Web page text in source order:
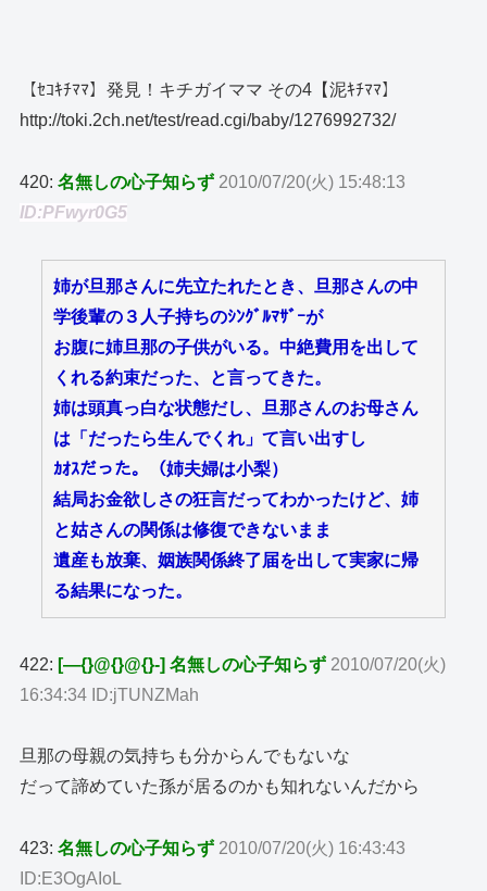
【ｾｺｷﾁﾏﾏ】発見！キチガイママ その4【泥ｷﾁﾏﾏ】
http://toki.2ch.net/test/read.cgi/baby/1276992732/
420:名無しの心子知らず 2010/07/20(火) 15:48:13
ID:PFwyr0G5
姉が旦那さんに先立たれたとき、旦那さんの中
学後輩の３人子持ちのｼﾝｸﾞﾙﾏｻﾞｰが
お腹に姉旦那の子供がいる。中絶費用を出して
くれる約束だった、と言ってきた。
姉は頭真っ白な状態だし、旦那さんのお母さん
は「だったら生んでくれ」て言い出すし
ｶｵｽだった。（姉夫婦は小梨）
結局お金欲しさの狂言だってわかったけど、姉
と姑さんの関係は修復できないまま
遺産も放棄、姻族関係終了届を出して実家に帰
る結果になった。
422: [―{}@{}@{}-] 名無しの心子知らず 2010/07/20(火)
16:34:34 ID:jTUNZMah
旦那の母親の気持ちも分からんでもないな
だって諦めていた孫が居るのかも知れないんだから
423:名無しの心子知らず 2010/07/20(火) 16:43:43
ID:E3OgAIoL